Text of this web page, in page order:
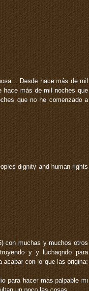
Desde hace más de mil
más de mil noches que
que no he comenzado a
dignity and human rights
con muchas y muchos otros
y y luchaqndo para
acabar con lo que las origina:
para hacer más palpable mi